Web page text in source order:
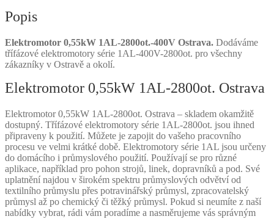
Popis
Elektromotor 0,55kW 1AL-2800ot.-400V Ostrava. Dodáváme
třífázové elektromotory série 1AL-400V-2800ot. pro všechny
zákazníky v Ostravě a okolí.
Elektromotor 0,55kW 1AL-2800ot. Ostrava
Elektromotor 0,55kW 1AL-2800ot. Ostrava – skladem okamžitě
dostupný. Třífázové elektromotory série 1AL-2800ot. jsou ihned
připraveny k použití. Můžete je zapojit do vašeho pracovního
procesu ve velmi krátké době. Elektromotory série 1AL jsou určeny
do domácího i průmyslového použití. Používají se pro různé
aplikace, například pro pohon strojů, linek, dopravníků a pod. Své
uplatnění najdou v širokém spektru průmyslových odvětví od
textilního průmyslu přes potravinářský průmysl, zpracovatelský
průmysl až po chemický či těžký průmysl. Pokud si neumíte z naší
nabídky vybrat, rádi vám poradíme a nasměrujeme vás správným